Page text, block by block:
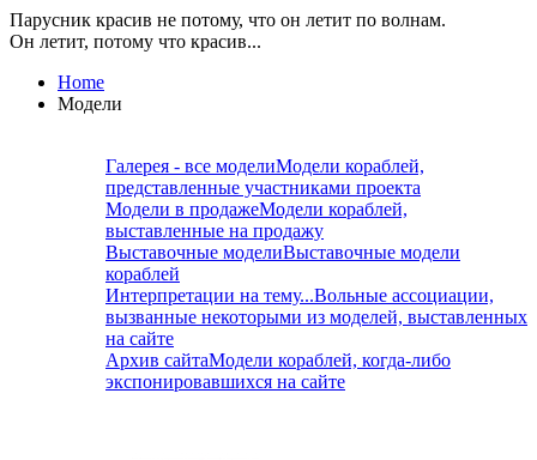
Парусник красив не потому, что он летит по волнам.
Он летит, потому что красив...
Home
Модели
Галерея - все моделиМодели кораблей,
представленные участниками проекта
Модели в продажеМодели кораблей,
выставленные на продажу
Выставочные моделиВыставочные модели
кораблей
Интерпретации на тему...Вольные ассоциации,
вызванные некоторыми из моделей, выставленных
на сайте
Архив сайтаМодели кораблей, когда-либо
экспонировавшихся на сайте